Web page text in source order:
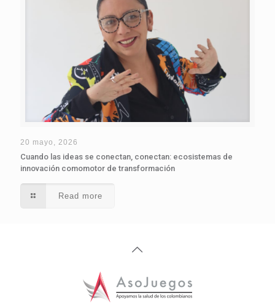
20 mayo, 2026
Cuando las ideas se conectan, conectan: ecosistemas de
innovación comomotor de transformación
Read more